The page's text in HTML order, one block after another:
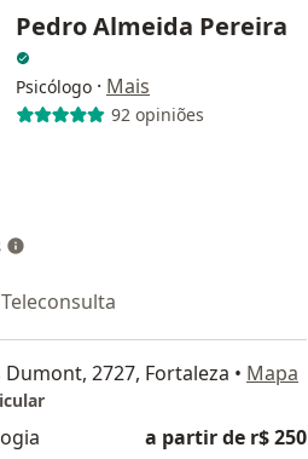
Pedro Almeida Pereira
Psicólogo · Mais
92 opiniões
Teleconsulta
2727, Fortaleza • Mapa
a partir de r$ 250